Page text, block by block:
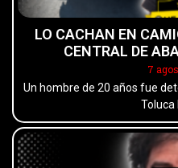
LO CACHAN EN
CENTRAL DE
7
Un hombre de 20 años fue
Toluca